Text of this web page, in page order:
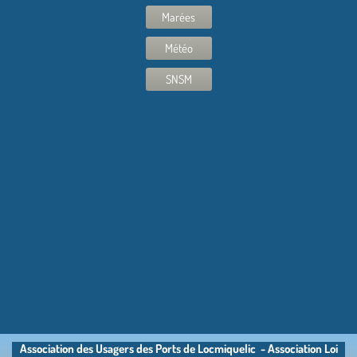
Marées
Météo
SNSM
Association des Usagers des Ports de Locmiquelic - Association Loi